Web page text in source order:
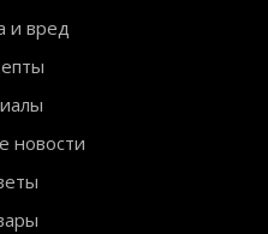
и вред
новости